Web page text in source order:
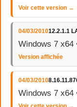
Voir cette version →
04/03/201012.2.1.1
Windows 7 x64
Version affichée
04/03/2010
Windows 7 x64